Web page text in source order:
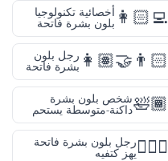
👩🏻‍💻 أخصائية تكنولوجيا
بلون بشرة فاتحة
👩🏽‍🤝‍👨🏻 رجل بلون
بشرة فاتحة
🛀🏾شخص بلون بشرة
داكنة-متوسطة يستحم
🤷🏻‍♂️رجل بلون بشرة فاتحة
يهز كتفيه